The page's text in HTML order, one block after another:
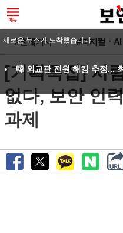
#전체기사 #피지컬ㆍAI
[기획특집] 사
없다, 보안 인
과제